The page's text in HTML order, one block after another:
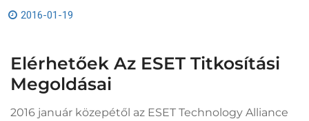
ESET
2016-01-19
Elérhetőek Az ESET Titkosítási
Megoldásai
2016 január közepétől az ESET Technology Alliance